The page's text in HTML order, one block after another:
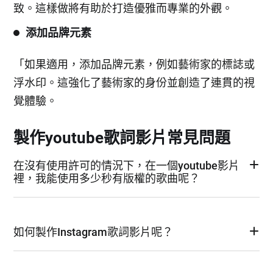
致。這樣做將有助於打造優雅而專業的外觀。
添加品牌元素
「如果適用，添加品牌元素，例如藝術家的標誌或
浮水印。這強化了藝術家的身份並創造了連貫的視
覺體驗。
製作youtube歌詞影片常見問題
在沒有使用許可的情況下，在一個youtube影片
裡，我能使用多少秒有版權的歌曲呢？
如何製作Instagram歌詞影片呢？